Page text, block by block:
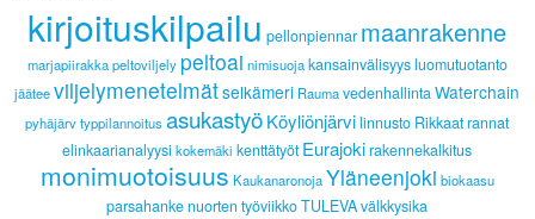
kirjoituskilpailu pellonpiennar maanrakenne
marjapiirakkapeltoviljely peltoai nimisuojakansainvälisyysluomutuotanto
jäätee viljelymenetelmätselkämeri Rauma vedenhallintaWaterchain
pyhäjärv typpilannoitus asukastyöKöyliönjärvilinnusto Rikkaat rannat
elinkaarianalyysi kokemäki kenttätyötEurajokirakennekalkitus
monimuotoisuus KaukanaronojaYläneenjoki biokaasu
parsahankenuorten työviikkoTULEVAvälkkysika